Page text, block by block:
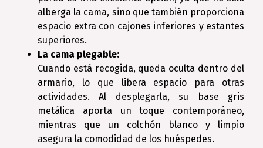
alberga la cama, sino que también proporciona
espacio extra con cajones inferiores y estantes
superiores.
La cama plegable:
Cuando está recogida, queda oculta dentro del
armario, lo que libera espacio para otras
actividades. Al desplegarla, su base gris
metálica aporta un toque contemporáneo,
mientras que un colchón blanco y limpio
asegura la comodidad de los huéspedes.